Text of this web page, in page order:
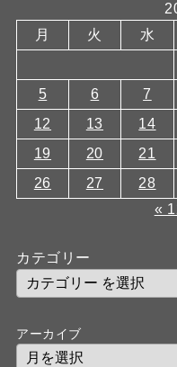
月
火 水
5
6 7
12
13 14
19
20 21
26
27 28
«
カテゴリー
アーカイブ